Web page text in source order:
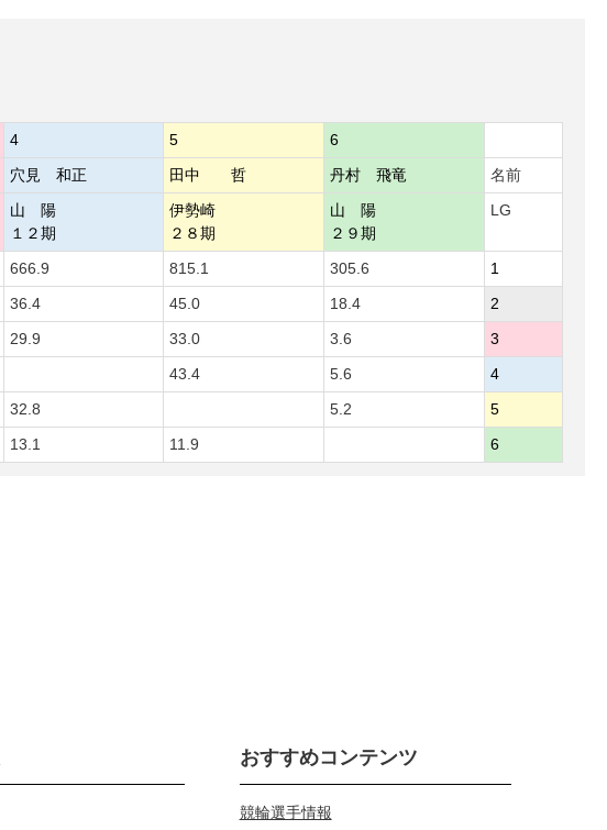
4 5
6
穴見 和正 田中 哲 丹村 飛竜
名前
山 陽
１２期
伊勢崎
２８期
山 陽
２９期
LG
666.9 815.1 305.6
1
36.4 45.0 18.4
2
29.9 33.0 3.6
3
43.4 5.6
4
32.8 5.2
5
13.1 11.9 6
おすすめコンテンツ
競輪選手情報